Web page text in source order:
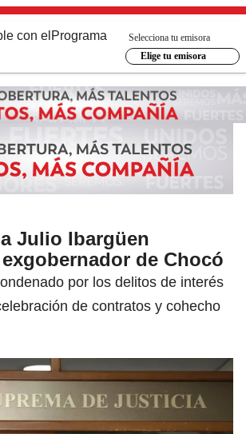
con el Programa
Selecciona tu emisora
Elige tu emisora
Julio Ibargüen
de Chocó
por los delitos de interés
de contratos y cohecho